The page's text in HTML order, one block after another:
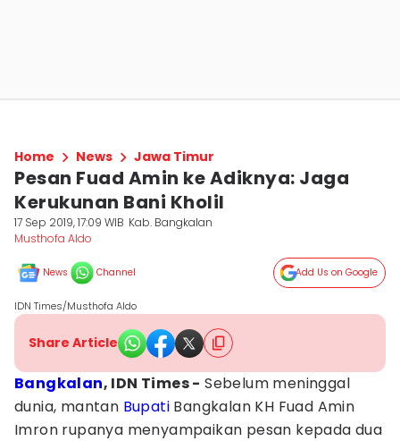
Home News Jawa Timur
Pesan Fuad Amin ke Adiknya: Jaga
Kerukunan Bani Kholil
17 Sep 2019, 17:09 WIB Kab. Bangkalan
Musthofa Aldo
News Channel Add Us on Google
IDN Times/Musthofa Aldo
Share Article
Bangkalan, IDN Times - Sebelum meninggal
dunia, mantan Bupati Bangkalan KH Fuad Amin
Imron rupanya menyampaikan pesan kepada dua